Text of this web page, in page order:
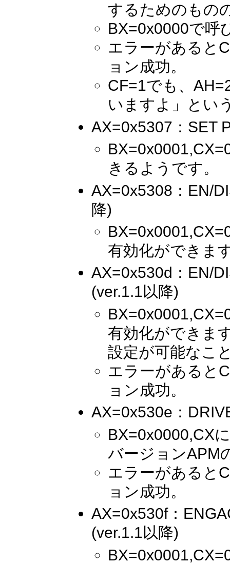
するためのもの
BX=0x0000で呼
エラーがあると
ョン成功。
CF=1でも、
いますよ」とい
AX=0x5307：SET
きるようです。
AX=0x5308：EN/
降)
有効化ができま
AX=0x530d：EN/
(ver.1.1以降)
有効化ができま
設定が可能なこ
エラーがあると
ョン成功。
AX=0x530e：
BX=0x0000,CX
バージョンAPM
エラーがあると
ョン成功。
AX=0x530f：
(ver.1.1以降)